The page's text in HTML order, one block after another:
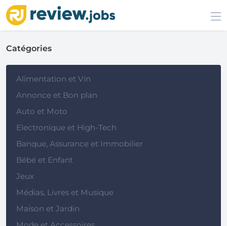
Catégories
Alimentation et Vin
Annonce et Bon plan
Auto et Moto
Electronique et High-Tech
Banque, Assurance et Immobilier
Bébé et Enfant
Jeux
Médias, Livres et Musique
Maison et Jardin